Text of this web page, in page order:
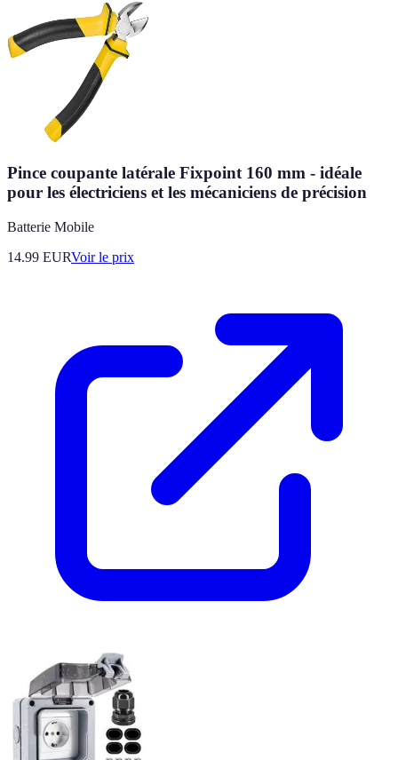
Pince coupante latérale Fixpoint 160 mm - idéale
pour les électriciens et les mécaniciens de précision
Batterie Mobile
14.99 EURVoir le prix